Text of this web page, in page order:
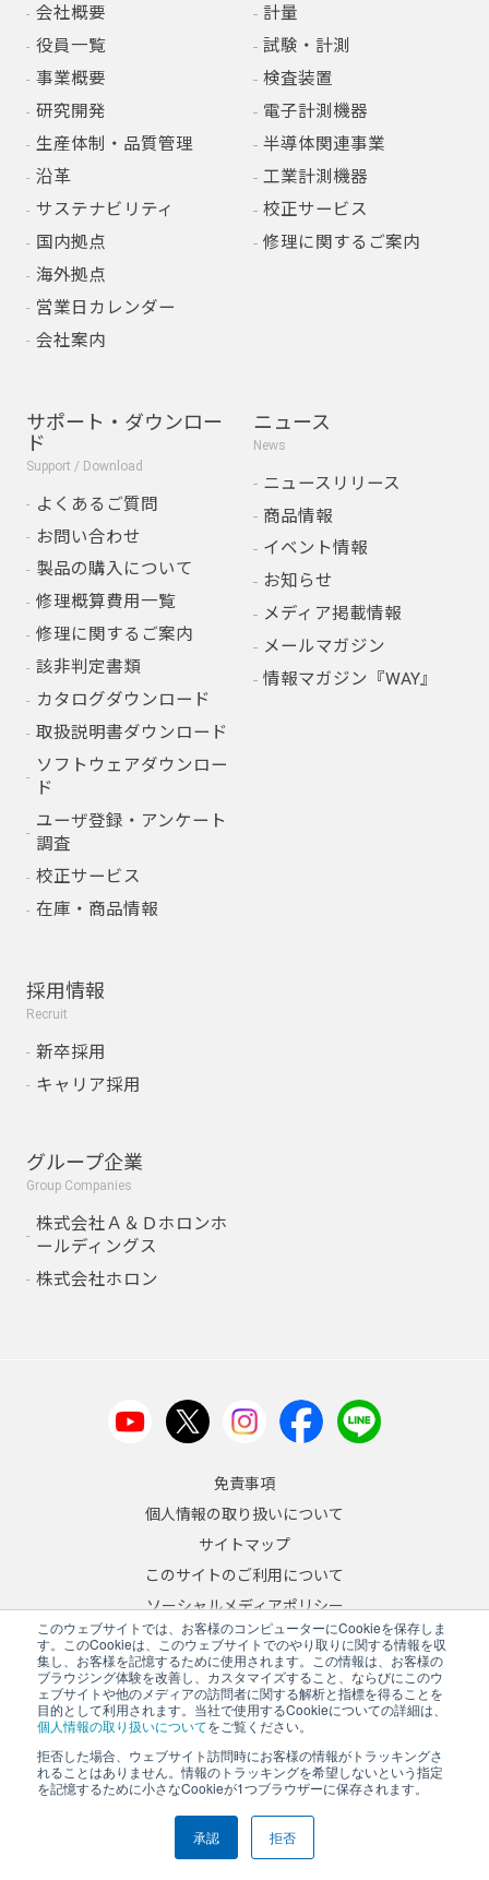
このウェブサイトでは、お客様のコンピューターにCookieを保存しま
す。このCookieは、このウェブサイトでのやり取りに関する情報を収
集し、お客様を記憶するために使用されます。この情報は、お客様の
ブラウジング体験を改善し、カスタマイズすること、ならびにこのウ
ェブサイトや他のメディアの訪問者に関する解析と指標を得ることを
目的として利用されます。当社で使用するCookieについての詳細は、
個人情報の取り扱いについてをご覧ください。
拒否した場合、ウェブサイト訪問時にお客様の情報がトラッキングさ
れることはありません。情報のトラッキングを希望しないという指定
を記憶するために小さなCookieが1つブラウザーに保存されます。
承認 拒否
会社概要
役員一覧
事業概要
研究開発
生産体制・品質管理
沿革
サステナビリティ
国内拠点
海外拠点
営業日カレンダー
会社案内
計量
試験・計測
検査装置
電子計測機器
半導体関連事業
工業計測機器
校正サービス
修理に関するご案内
サポート・ダウンロー
ド
Support / Download
よくあるご質問
お問い合わせ
製品の購入について
修理概算費用一覧
修理に関するご案内
該非判定書類
カタログダウンロード
取扱説明書ダウンロード
ソフトウェアダウンロー
ド
ユーザ登録・アンケート
調査
校正サービス
在庫・商品情報
ニュース
News
ニュースリリース
商品情報
イベント情報
お知らせ
メディア掲載情報
メールマガジン
情報マガジン『WAY』
採用情報
Recruit
新卒採用
キャリア採用
グループ企業
Group Companies
株式会社Ａ＆Ｄホロンホ
ールディングス
株式会社ホロン
免責事項
個人情報の取り扱いについて
サイトマップ
このサイトのご利用について
ソーシャルメディアポリシー
反社会的勢力への対応について
JA/EN
Copyright © 2026 A&D Company, Limited
PCサイトを表示する